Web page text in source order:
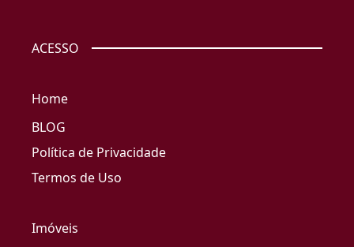
ACESSO
Home
BLOG
Política de Privacidade
Termos de Uso
Imóveis